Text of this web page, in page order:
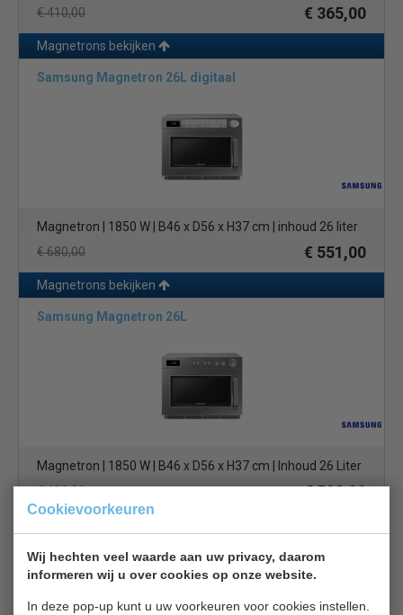
Cookievoorkeuren
Wij hechten veel waarde aan uw privacy, daarom
informeren wij u over cookies op onze website.
In deze pop-up kunt u uw voorkeuren voor cookies instellen.
€ 410,00
€ 365,00
Magnetrons bekijken
Samsung Magnetron 26L digitaal
Magnetron | 1850 W | B46 x D56 x H37 cm | inhoud 26 liter
€ 680,00
€ 551,00
Magnetrons bekijken
Samsung Magnetron 26L
Magnetron | 1850 W | B46 x D56 x H37 cm | Inhoud 26 Liter
€ 680,00
€ 598,00
Buffalo Magnetron FE141